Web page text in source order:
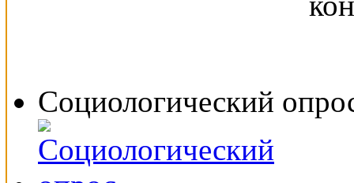
Социологический